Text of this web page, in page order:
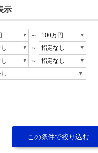
示
～
～
～